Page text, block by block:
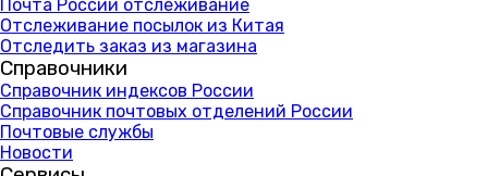
Почта России отслеживание
Отслеживание посылок из Китая
Отследить заказ из магазина
Справочники
Справочник индексов России
Справочник почтовых отделений России
Почтовые службы
Новости